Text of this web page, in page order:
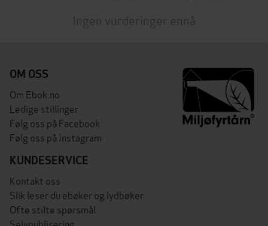
Ingen vurderinger ennå
OM OSS
Om Ebok.no
Ledige stillinger
Følg oss på Facebook
Følg oss på Instagram
KUNDESERVICE
Kontakt oss
Slik leser du ebøker og lydbøker
Ofte stilte spørsmål
Selvpublisering